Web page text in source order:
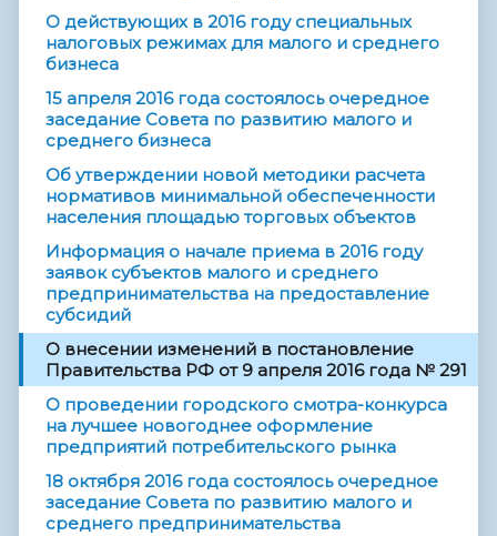
О действующих в 2016 году специальных
налоговых режимах для малого и среднего
бизнеса
15 апреля 2016 года состоялось очередное
заседание Совета по развитию малого и
среднего бизнеса
Об утверждении новой методики расчета
нормативов минимальной обеспеченности
населения площадью торговых объектов
Информация о начале приема в 2016 году
заявок субъектов малого и среднего
предпринимательства на предоставление
субсидий
О внесении изменений в постановление
Правительства РФ от 9 апреля 2016 года № 291
О проведении городского смотра-конкурса
на лучшее новогоднее оформление
предприятий потребительского рынка
18 октября 2016 года состоялось очередное
заседание Совета по развитию малого и
среднего предпринимательства